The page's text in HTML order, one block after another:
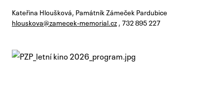
Kateřina Hloušková, Památník Zámeček Pardubice
hlouskova@zamecek-memorial.cz , 732 895 227